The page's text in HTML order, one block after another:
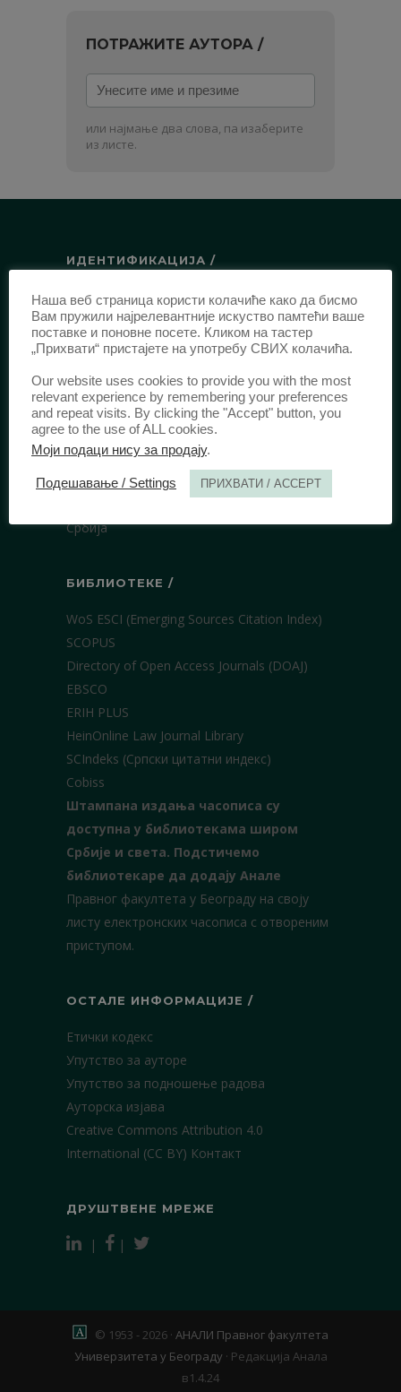
ПОТРАЖИТЕ АУТОРА /
Унесите
име
и
презиме
или најмање два слова, па изаберите
из листе.
ИДЕНТИФИКАЦИЈА /
ISSN:0003-2565(Штампано издање)
еISSN:2406-2693(Онлајн издање)
DOI:10.51204/Anali_PFBU_1906
ИЗДАВАЧ /
Правни факултет Универзитета у
Београду
Булевар краља Александра 67
Србија
БИБЛИОТЕКЕ /
WoS ESCI (Emerging Sources Citation Index)
SCOPUS
Directory of Open Access Journals (DOAJ)
EBSCO
ERIH PLUS
HeinOnline Law Journal Library
SCIndeks (Српски цитатни индекс)
Cobiss
Штампана издања часописа су
доступна у библиотекама широм
Србије и света. Подстичемо
библиотекаре да додају Анале
Правног факултета у Београду на своју
листу електронских часописа с отвореним
приступом.
ОСТАЛЕ ИНФОРМАЦИЈЕ /
Етички кодекс
Упутство за ауторе
Упутство за подношење радова
Ауторска изјава
Creative Commons Attribution 4.0
International (CC BY) Контакт
ДРУШТВЕНЕ МРЕЖЕ
| |
© 1953 - 2026 · АНАЛИ Правног факултета
Универзитета у Београду · Редакција Анала
в1.4.24
Наша веб страница користи колачиће како да бисмо
Вам пружили најрелевантније искуство памтећи ваше
поставке и поновне посете. Кликом на тастер
„Прихвати“ пристајете на употребу СВИХ колачића.
Our website uses cookies to provide you with the most
relevant experience by remembering your preferences
and repeat visits. By clicking the "Accept" button, you
agree to the use of ALL cookies.
Моји подаци нису за продају.
Подешавање / Settings ПРИХВАТИ / ACCEPT